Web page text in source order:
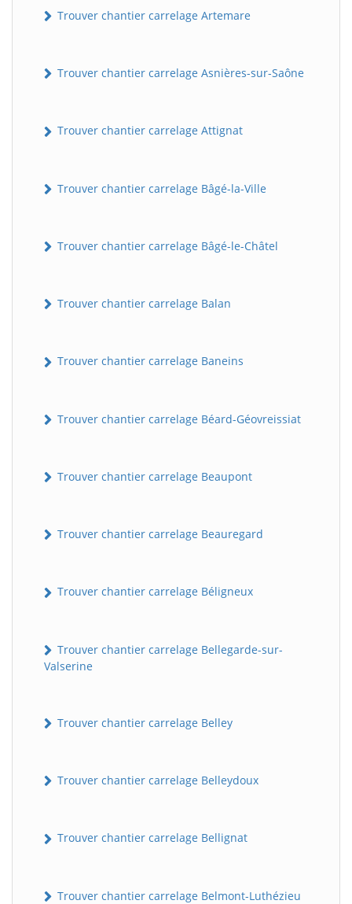
Trouver chantier carrelage Artemare
Trouver chantier carrelage Asnières-sur-Saône
Trouver chantier carrelage Attignat
Trouver chantier carrelage Bâgé-la-Ville
Trouver chantier carrelage Bâgé-le-Châtel
Trouver chantier carrelage Balan
Trouver chantier carrelage Baneins
Trouver chantier carrelage Béard-Géovreissiat
Trouver chantier carrelage Beaupont
Trouver chantier carrelage Beauregard
Trouver chantier carrelage Béligneux
Trouver chantier carrelage Bellegarde-sur-
Valserine
Trouver chantier carrelage Belley
Trouver chantier carrelage Belleydoux
Trouver chantier carrelage Bellignat
Trouver chantier carrelage Belmont-Luthézieu